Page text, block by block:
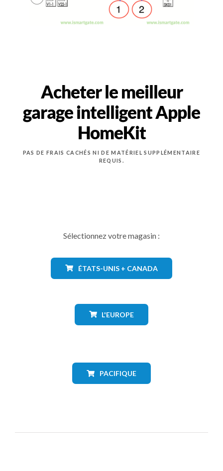
Acheter le meilleur
garage intelligent Apple
HomeKit
PAS DE FRAIS CACHÉS NI DE MATÉRIEL SUPPLÉMENTAIRE
REQUIS.
Sélectionnez votre magasin :
ÉTATS-UNIS + CANADA
L'EUROPE
PACIFIQUE